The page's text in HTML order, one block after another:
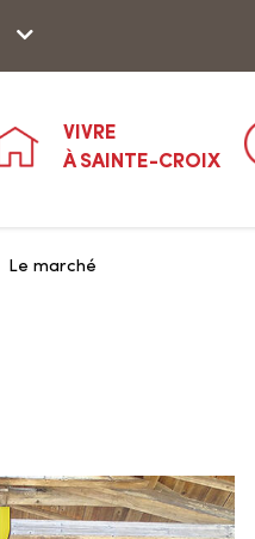
VIVRE
À SAINTE-CROIX
Le marché